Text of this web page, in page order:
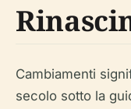
Cambiamenti
secolo sotto la